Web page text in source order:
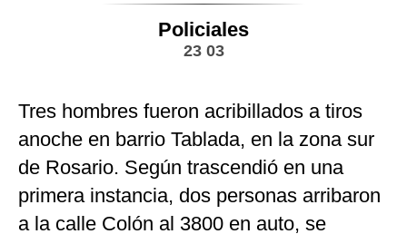
Policiales
23 03
Tres hombres fueron acribillados a tiros
anoche en barrio Tablada, en la zona sur
de Rosario. Según trascendió en una
primera instancia, dos personas arribaron
a la calle Colón al 3800 en auto, se